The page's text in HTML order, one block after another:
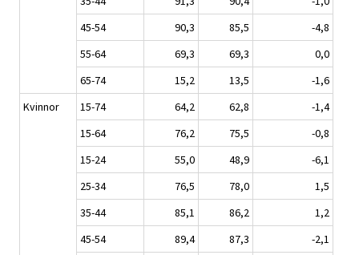
45-54
90,3 85,5
-4,8
55-64
69,3 69,3
0,0
65-74
15,2 13,5
-1,6
Kvinnor
15-74 64,2 62,8
-1,4
15-64
76,2 75,5
-0,8
15-24
55,0 48,9
-6,1
25-34
76,5 78,0
1,5
35-44
85,1 86,2
1,2
45-54
89,4 87,3
-2,1